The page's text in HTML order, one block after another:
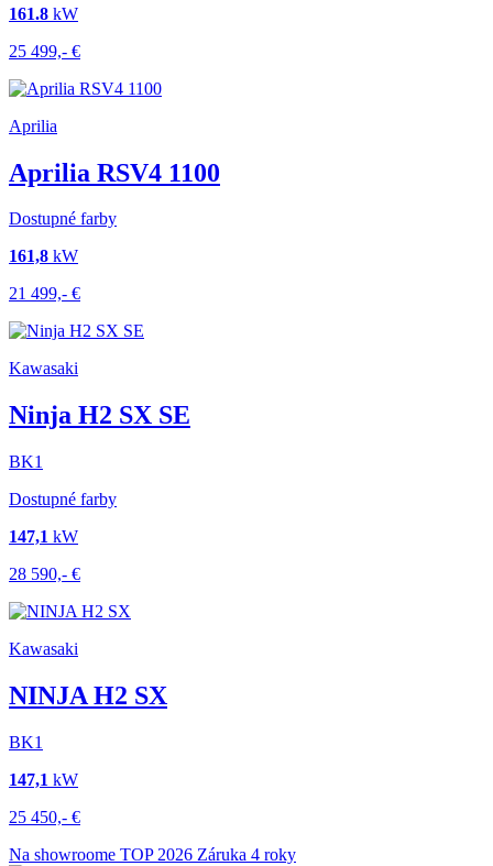
161.8 kW
25 499,- €
Aprilia
Aprilia RSV4 1100
Dostupné farby
161,8 kW
21 499,- €
Kawasaki
Ninja H2 SX SE
BK1
Dostupné farby
147,1 kW
28 590,- €
Kawasaki
NINJA H2 SX
BK1
147,1 kW
25 450,- €
Na showroome TOP 2026 Záruka 4 roky